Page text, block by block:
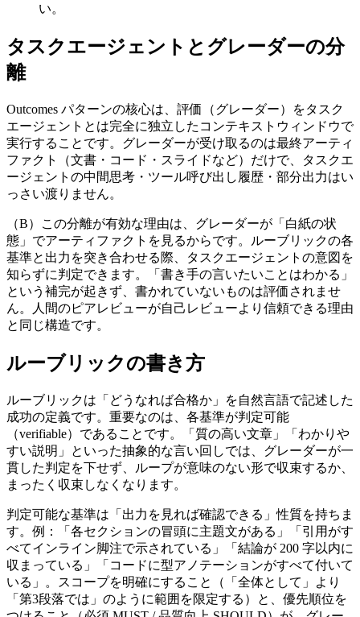
い。
タスクエージェントとグレーダーの分
離
Outcomes パターンの核心は、評価（グレーダー）をタスク
エージェントとは完全に独立したコンテキストウィンドウで
実行することです。グレーダーが受け取るのは最終アーティ
ファクト（文書・コード・スライドなど）だけで、タスクエ
ージェントの中間思考・ツール呼び出し履歴・部分出力はい
っさい渡りません。
（B）この分離が有効な理由は、グレーダーが「白紙の状
態」でアーティファクトを見るからです。ルーブリックの各
基準と出力を突き合わせる際、タスクエージェントの意図を
知らずに判定できます。「書き手の言いたいことはわかる」
という補完が起きず、書かれていないものは評価されませ
ん。人間のピアレビューが自己レビューより信頼できる理由
と同じ構造です。
ルーブリックの書き方
ルーブリックは「どうなれば合格か」を自然言語で記述した
成功の定義です。重要なのは、各基準が判定可能
（verifiable）であることです。「質の高い文章」「わかりや
すい説明」といった抽象的な言い回しでは、グレーダーが一
貫した判定を下せず、ループが意味のない形で収束するか、
まったく収束しなくなります。
判定可能な基準は「出力を見れば確認できる」性質を持ちま
す。例：「各セクションの冒頭に主題文がある」「引用がす
べてインライン脚注で示されている」「結論が 200 字以内に
収まっている」「コードに型アノテーションがすべて付いて
いる」。スコープを明確にすること（「全体として」より
「第3段落では」のように範囲を限定する）と、優先順位を